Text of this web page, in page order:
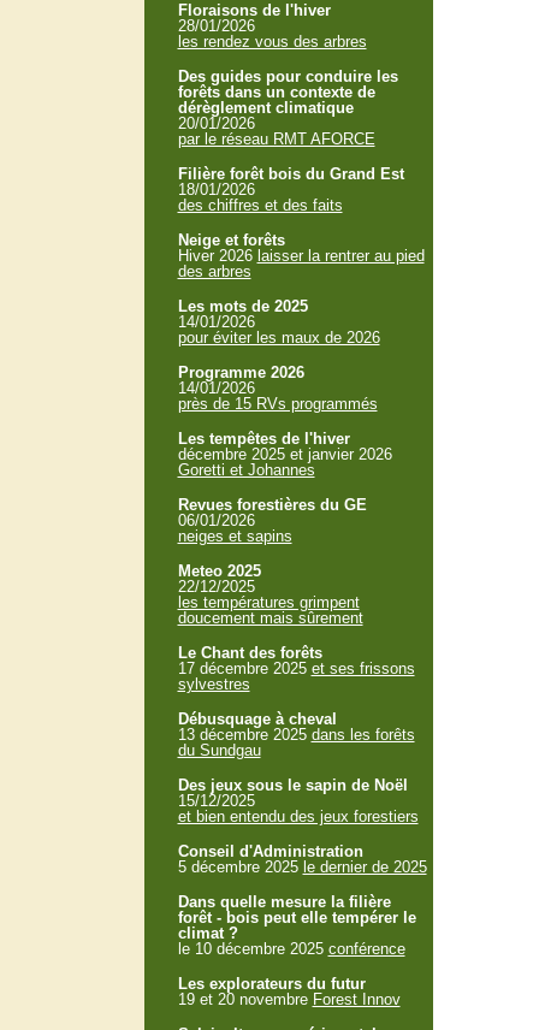
Floraisons de l'hiver
28/01/2026
les rendez vous des arbres
Des guides pour conduire les
forêts dans un contexte de
dérèglement climatique
20/01/2026
par le réseau RMT AFORCE
Filière forêt bois du Grand Est
18/01/2026
des chiffres et des faits
Neige et forêts
Hiver 2026 laisser la rentrer au pied
des arbres
Les mots de 2025
14/01/2026
pour éviter les maux de 2026
Programme 2026
14/01/2026
près de 15 RVs programmés
Les tempêtes de l'hiver
décembre 2025 et janvier 2026
Goretti et Johannes
Revues forestières du GE
06/01/2026
neiges et sapins
Meteo 2025
22/12/2025
les températures grimpent
doucement mais sûrement
Le Chant des forêts
17 décembre 2025 et ses frissons
sylvestres
Débusquage à cheval
13 décembre 2025 dans les forêts
du Sundgau
Des jeux sous le sapin de Noël
15/12/2025
et bien entendu des jeux forestiers
Conseil d'Administration
5 décembre 2025 le dernier de 2025
Dans quelle mesure la filière
forêt - bois peut elle tempérer le
climat ?
le 10 décembre 2025 conférence
Les explorateurs du futur
19 et 20 novembre Forest Innov